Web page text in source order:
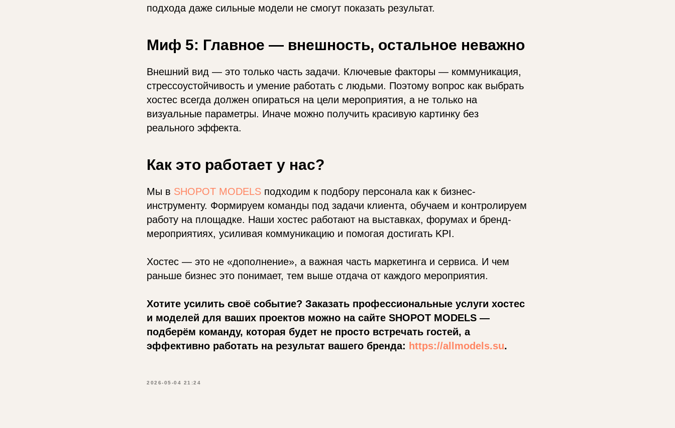
подхода даже сильные модели не смогут показать результат.
Миф 5: Главное — внешность, остальное неважно
Внешний вид — это только часть задачи. Ключевые факторы — коммуникация,
стрессоустойчивость и умение работать с людьми. Поэтому вопрос как выбрать
хостес всегда должен опираться на цели мероприятия, а не только на
визуальные параметры. Иначе можно получить красивую картинку без
реального эффекта.
Как это работает у нас?
Мы в SHOPOT MODELS подходим к подбору персонала как к бизнес-
инструменту. Формируем команды под задачи клиента, обучаем и контролируем
работу на площадке. Наши хостес работают на выставках, форумах и бренд-
мероприятиях, усиливая коммуникацию и помогая достигать KPI.
Хостес — это не «дополнение», а важная часть маркетинга и сервиса. И чем
раньше бизнес это понимает, тем выше отдача от каждого мероприятия.
Хотите усилить своё событие? Заказать профессиональные услуги хостес
и моделей для ваших проектов можно на сайте SHOPOT MODELS —
подберём команду, которая будет не просто встречать гостей, а
эффективно работать на результат вашего бренда: https://allmodels.su.
2026-05-04 21:24